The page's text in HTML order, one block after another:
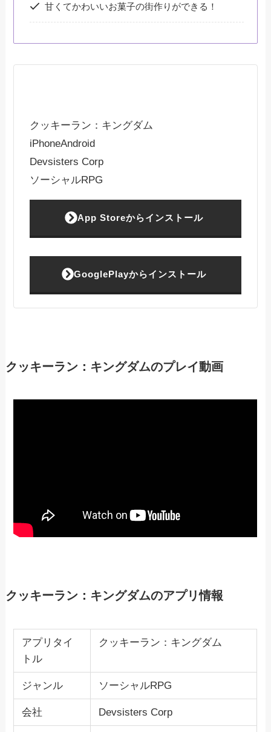
甘くてかわいいお菓子の街作りができる！
クッキーラン：キングダム
iPhoneAndroid
Devsisters Corp
ソーシャルRPG
App Storeからインストール
GooglePlayからインストール
クッキーラン：キングダムのプレイ動画
クッキーラン：キングダムのアプリ情報
アプリタイ
トル
クッキーラン：キングダム
ジャンル ソーシャルRPG
会社 Devsisters Corp